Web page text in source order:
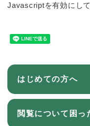
Javascriptを有効にし
はじめての方へ
閲覧について困っ